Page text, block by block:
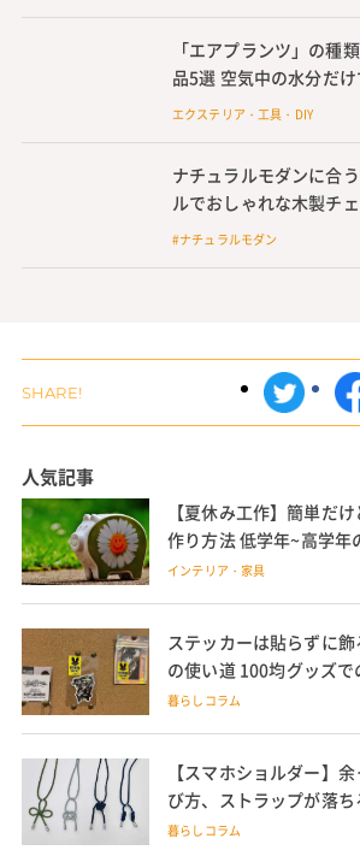
「エアプランツ」の種
品5選 空気中の水分だ
アにもおすすめ、おし
エクステリア・工具・DIY
ナチュラルモダンに合
ルでおしゃれな木製チ
#ナチュラルモダン
人気記事
【夏休み工作】簡単だ
作り方法 低学年~高学年
インテリア・家具
ステッカーは貼らずに
の使い道 100均グッズで
暮らしコラム
【スマホショルダー】
び方、ストラップが落
暮らしコラム